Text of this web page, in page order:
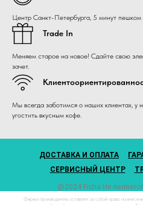
Центр Санкт-Петербурга, 5 минут
Trade In
Меняем старое на новое! Сдайте свою
зачет.
Мы всегда заботимся о наших клиентах, у
угостить вкусным кофе.
ДОСТАВКА И ОПЛАТА
СЕРВИСНЫЙ ЦЕНТР
@2024 Ficha Не
Фирма-производитель оставляет за собой право на